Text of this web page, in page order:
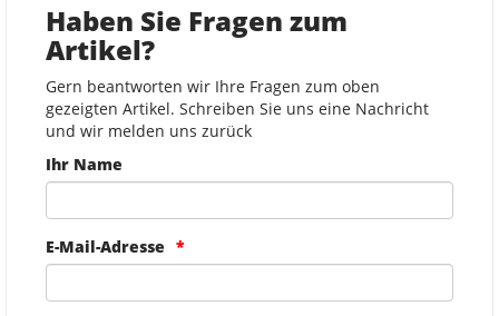
Haben Sie Fragen zum
Artikel?
Gern beantworten wir Ihre Fragen zum oben
gezeigten Artikel. Schreiben Sie uns eine Nachricht
und wir melden uns zurück
Ihr Name
E-Mail-Adresse